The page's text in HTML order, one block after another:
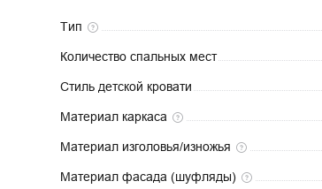
Тип
Количество спальных мест
Стиль детской кровати
Материал каркаса
Материал изголовья/изножья
Материал фасада (шуфляды)